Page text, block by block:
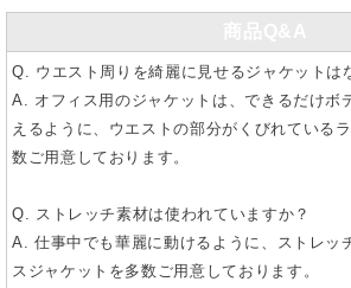
Q. ウエスト周りを綺麗に見せるジャケットは
A. オフィス用のジャケットは、できるだけボ
えるように、ウエストの部分がくびれている
数ご用意しております。
Q. ストレッチ素材は使われていますか？
A. 仕事中でも華麗に動けるように、ストレッ
スジャケットを多数ご用意しております。